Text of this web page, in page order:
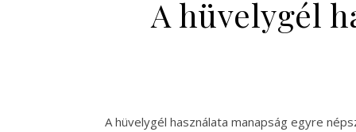
A hüvelygél
A hüvelygél használata manapság egyre